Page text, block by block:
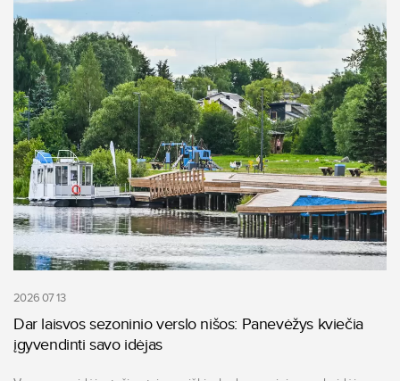
2026 07 13
Dar laisvos sezoninio verslo nišos: Panevėžys kviečia
įgyvendinti savo idėjas